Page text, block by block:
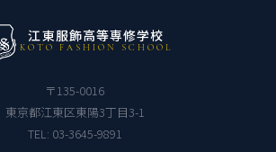
江東服飾高等専修学校
KOTO FASHION SCHOOL
〒135-0016
東京都江東区東陽3丁目3-1
TEL: 03-3645-9891